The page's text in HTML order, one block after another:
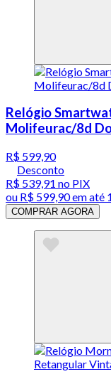
Relógio
Molifeurac/8d
R$ 599,90
Desconto
R$ 539,91 no PIX
ou R$ 599,90em até
COMPRAR AGORA